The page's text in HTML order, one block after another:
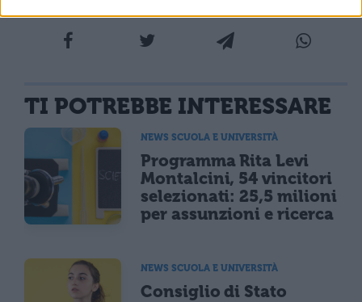
TI POTREBBE INTERESSARE
NEWS SCUOLA E UNIVERSITÀ
Programma Rita Levi
Montalcini, 54 vincitori
selezionati: 25,5 milioni
per assunzioni e ricerca
NEWS SCUOLA E UNIVERSITÀ
Consiglio di Stato